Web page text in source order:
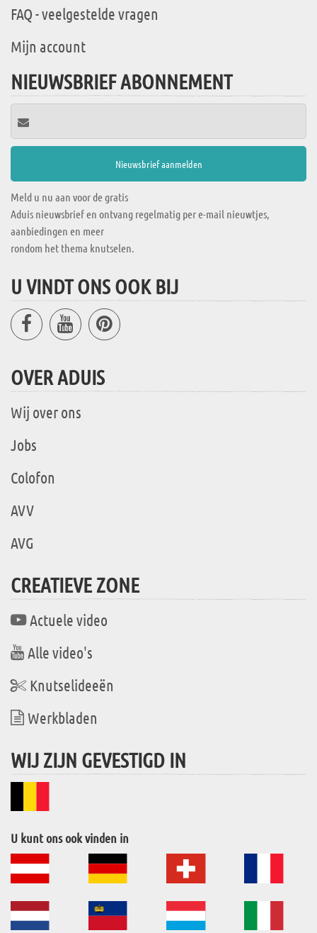
FAQ - veelgestelde vragen
Mijn account
NIEUWSBRIEF ABONNEMENT
Meld u nu aan voor de gratis
Aduis nieuwsbrief en ontvang regelmatig per e-mail nieuwtjes,
aanbiedingen en meer
rondom het thema knutselen.
U VINDT ONS OOK BIJ
OVER ADUIS
Wij over ons
Jobs
Colofon
AVV
AVG
CREATIEVE ZONE
Actuele video
Alle video's
Knutselideeën
Werkbladen
WIJ ZIJN GEVESTIGD IN
U kunt ons ook vinden in